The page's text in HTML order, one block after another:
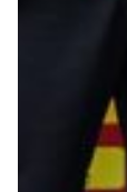
Robe di
Red&Blue